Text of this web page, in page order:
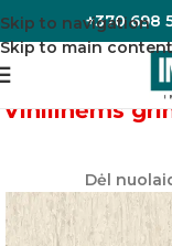
Skip to navigation
Skip to main content
+370 698
Pradžia
Vinilinėms
Dėl